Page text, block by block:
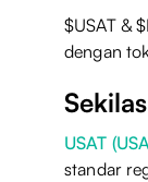
$USAT &
dengan
USAT
standar